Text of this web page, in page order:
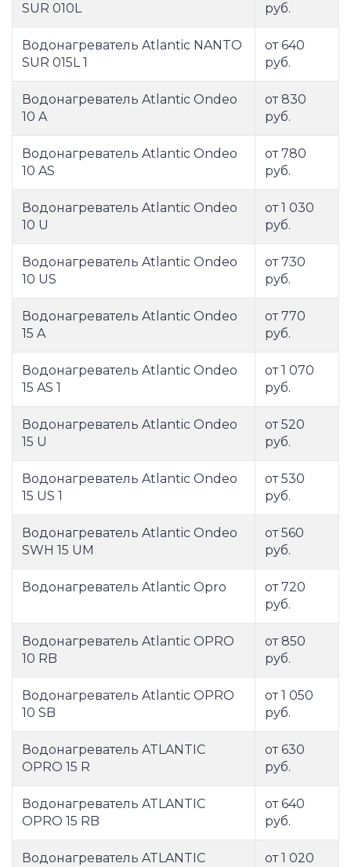
SUR 010L
руб.
Водонагреватель Atlantic NANTO
SUR 015L 1
от 640
руб.
Водонагреватель Atlantic Ondeo
10 A
от 830
руб.
Водонагреватель Atlantic Ondeo
10 AS
от 780
руб.
Водонагреватель Atlantic Ondeo
10 U
от 1 030
руб.
Водонагреватель Atlantic Ondeo
10 US
от 730
руб.
Водонагреватель Atlantic Ondeo
15 A
от 770
руб.
Водонагреватель Atlantic Ondeo
15 AS 1
от 1 070
руб.
Водонагреватель Atlantic Ondeo
15 U
от 520
руб.
Водонагреватель Atlantic Ondeo
15 US 1
от 530
руб.
Водонагреватель Atlantic Ondeo
SWH 15 UM
от 560
руб.
Водонагреватель Atlantic Opro
от 720
руб.
Водонагреватель Atlantic OPRO
10 RB
от 850
руб.
Водонагреватель Atlantic OPRO
10 SB
от 1 050
руб.
Водонагреватель ATLANTIC
OPRO 15 R
от 630
руб.
Водонагреватель ATLANTIC
OPRO 15 RB
от 640
руб.
Водонагреватель ATLANTIC
от 1 020